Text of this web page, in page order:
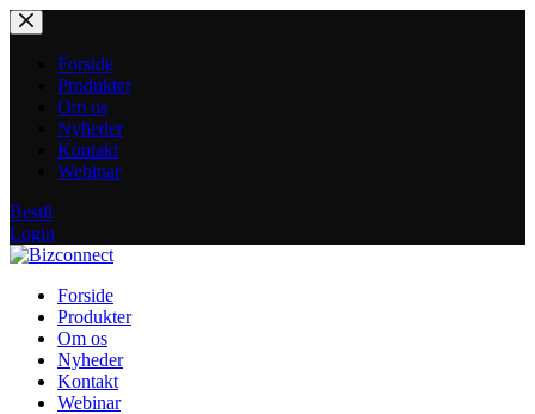
Fortsæt
til
indholdForside
Produkter
Om os
Nyheder
Kontakt
Webinar
Bestil
Login
Forside
Produkter
Om os
Nyheder
Kontakt
Webinar